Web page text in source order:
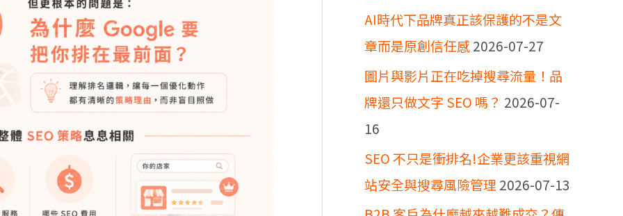
AI時代下品牌真正該保護的不是文
章而是原創信任感2026-07-27
圖片與影片正在吃掉搜尋流量！品
牌還只做文字 SEO 嗎？ 2026-07-
16
SEO 不只是衝排名!企業更該重視網
站安全與搜尋風險管理 2026-07-13